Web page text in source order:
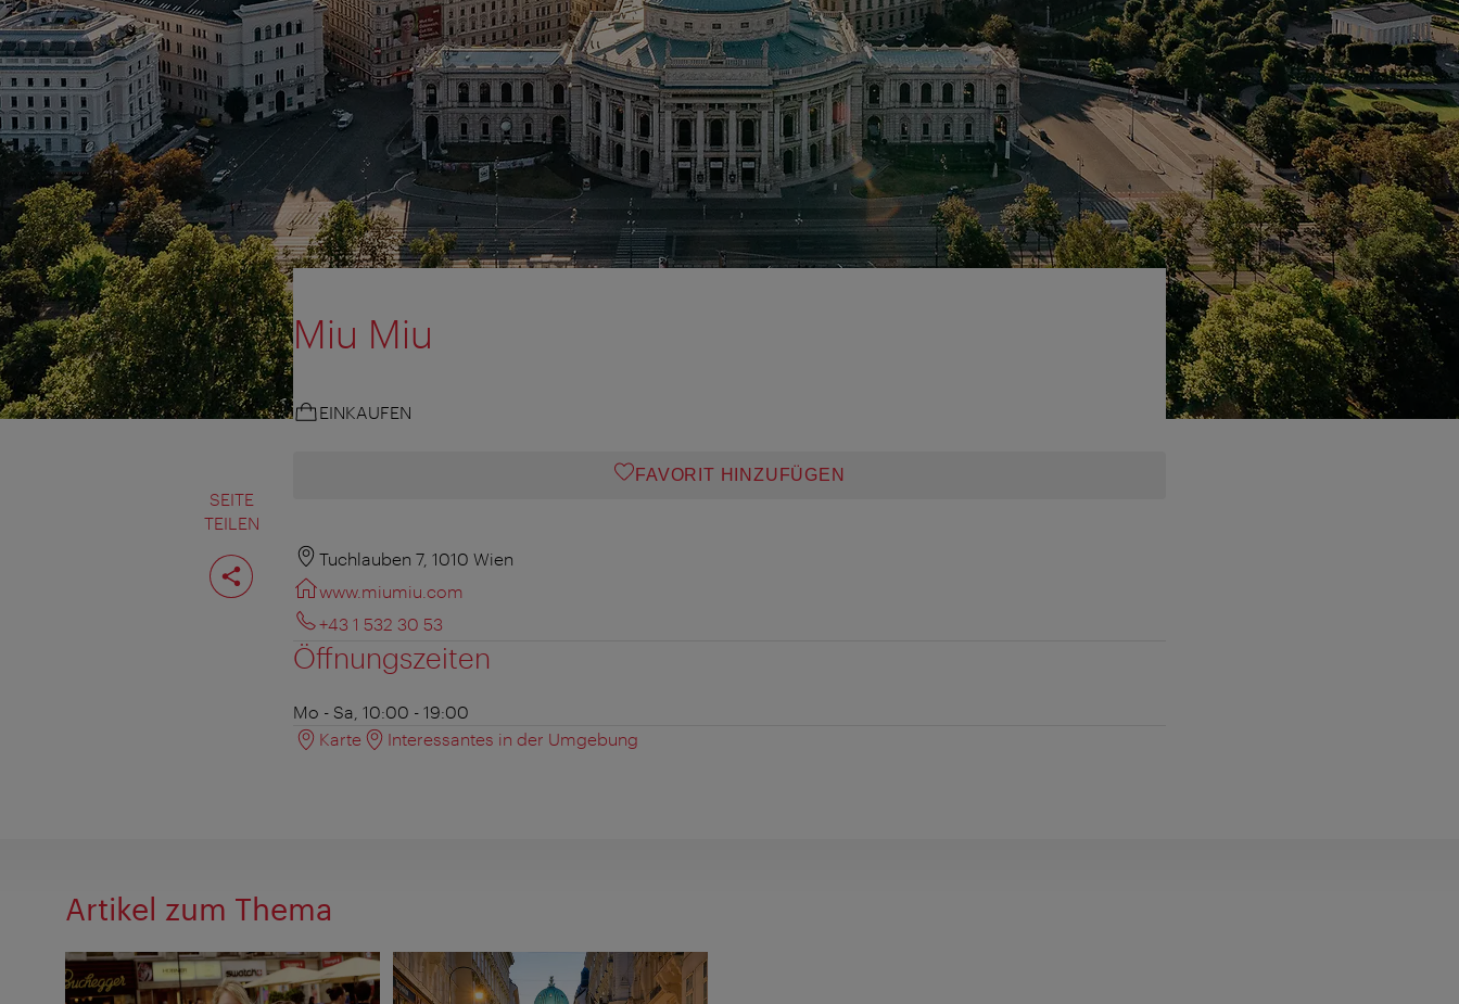
SEITE
TEILEN
Seite
teilen
Miu Miu
EINKAUFEN
FAVORIT HINZUFÜGEN
Tuchlauben 7, 1010 Wien
www.miumiu.com
+43 1 532 30 53
Öffnungszeiten
Mo - Sa, 10:00 - 19:00
Karte
Interessantes in der Umgebung
Artikel zum Thema